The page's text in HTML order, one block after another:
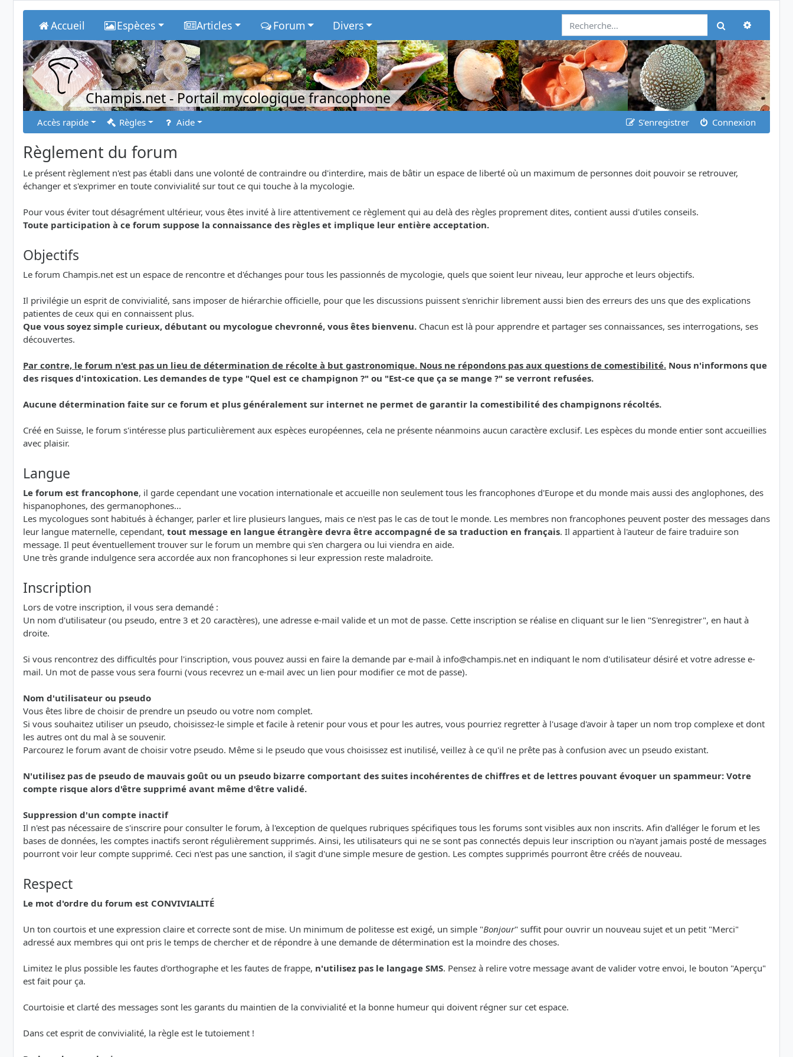
Accueil Espèces Articles Forum Divers Rechercher
Champis.net- Portail mycologique francophone
Accès rapide Règles Aide S’enregistrer Connexion
Règlement du forum
Le présent règlement n'est pas établi dans une volonté de contraindre ou d'interdire, mais de bâtir un espace de liberté où un maximum de personnes doit pouvoir se retrouver,
échanger et s'exprimer en toute convivialité sur tout ce qui touche à la mycologie.
Pour vous éviter tout désagrément ultérieur, vous êtes invité à lire attentivement ce règlement qui au delà des règles proprement dites, contient aussi d'utiles conseils.
Toute participation à ce forum suppose la connaissance des règles et implique leur entière acceptation.
Objectifs
Le forum Champis.net est un espace de rencontre et d'échanges pour tous les passionnés de mycologie, quels que soient leur niveau, leur approche et leurs objectifs.
Il privilégie un esprit de convivialité, sans imposer de hiérarchie officielle, pour que les discussions puissent s'enrichir librement aussi bien des erreurs des uns que des explications
patientes de ceux qui en connaissent plus.
Que vous soyez simple curieux, débutant ou mycologue chevronné, vous êtes bienvenu. Chacun est là pour apprendre et partager ses connaissances, ses interrogations, ses
découvertes.
Par contre, le forum n'est pas un lieu de détermination de récolte à but gastronomique. Nous ne répondons pas aux questions de comestibilité. Nous n'informons que
des risques d'intoxication. Les demandes de type "Quel est ce champignon ?" ou "Est-ce que ça se mange ?" se verront refusées.
Aucune détermination faite sur ce forum et plus généralement sur internet ne permet de garantir la comestibilité des champignons récoltés.
Créé en Suisse, le forum s'intéresse plus particulièrement aux espèces européennes, cela ne présente néanmoins aucun caractère exclusif. Les espèces du monde entier sont accueillies
avec plaisir.
Langue
Le forum est francophone, il garde cependant une vocation internationale et accueille non seulement tous les francophones d'Europe et du monde mais aussi des anglophones, des
hispanophones, des germanophones...
Les mycologues sont habitués à échanger, parler et lire plusieurs langues, mais ce n'est pas le cas de tout le monde. Les membres non francophones peuvent poster des messages dans
leur langue maternelle, cependant, tout message en langue étrangère devra être accompagné de sa traduction en français. Il appartient à l'auteur de faire traduire son
message. Il peut éventuellement trouver sur le forum un membre qui s'en chargera ou lui viendra en aide.
Une très grande indulgence sera accordée aux non francophones si leur expression reste maladroite.
Inscription
Lors de votre inscription, il vous sera demandé :
Un nom d'utilisateur (ou pseudo, entre 3 et 20 caractères), une adresse e-mail valide et un mot de passe. Cette inscription se réalise en cliquant sur le lien "S'enregistrer", en haut à
droite.
Si vous rencontrez des difficultés pour l'inscription, vous pouvez aussi en faire la demande par e-mail à info@champis.net en indiquant le nom d'utilisateur désiré et votre adresse e-
mail. Un mot de passe vous sera fourni (vous recevrez un e-mail avec un lien pour modifier ce mot de passe).
Nom d'utilisateur ou pseudo
Vous êtes libre de choisir de prendre un pseudo ou votre nom complet.
Si vous souhaitez utiliser un pseudo, choisissez-le simple et facile à retenir pour vous et pour les autres, vous pourriez regretter à l'usage d'avoir à taper un nom trop complexe et dont
les autres ont du mal à se souvenir.
Parcourez le forum avant de choisir votre pseudo. Même si le pseudo que vous choisissez est inutilisé, veillez à ce qu'il ne prête pas à confusion avec un pseudo existant.
N'utilisez pas de pseudo de mauvais goût ou un pseudo bizarre comportant des suites incohérentes de chiffres et de lettres pouvant évoquer un spammeur: Votre
compte risque alors d'être supprimé avant même d'être validé.
Suppression d'un compte inactif
Il n'est pas nécessaire de s'inscrire pour consulter le forum, à l'exception de quelques rubriques spécifiques tous les forums sont visibles aux non inscrits. Afin d'alléger le forum et les
bases de données, les comptes inactifs seront régulièrement supprimés. Ainsi, les utilisateurs qui ne se sont pas connectés depuis leur inscription ou n'ayant jamais posté de messages
pourront voir leur compte supprimé. Ceci n'est pas une sanction, il s'agit d'une simple mesure de gestion. Les comptes supprimés pourront être créés de nouveau.
Respect
Le mot d'ordre du forum est CONVIVIALITÉ
Un ton courtois et une expression claire et correcte sont de mise. Un minimum de politesse est exigé, un simple "Bonjour" suffit pour ouvrir un nouveau sujet et un petit "Merci"
adressé aux membres qui ont pris le temps de chercher et de répondre à une demande de détermination est la moindre des choses.
Limitez le plus possible les fautes d'orthographe et les fautes de frappe, n'utilisez pas le langage SMS. Pensez à relire votre message avant de valider votre envoi, le bouton "Aperçu"
est fait pour ça.
Courtoisie et clarté des messages sont les garants du maintien de la convivialité et la bonne humeur qui doivent régner sur cet espace.
Dans cet esprit de convivialité, la règle est le tutoiement !